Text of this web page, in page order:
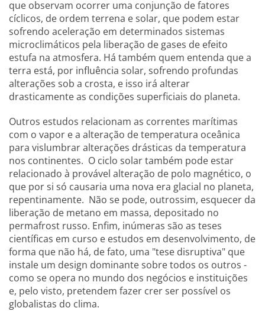
que observam ocorrer uma conjunção de fatores
cíclicos, de ordem terrena e solar, que podem estar
sofrendo aceleração em determinados sistemas
microclimáticos pela liberação de gases de efeito
estufa na atmosfera. Há também quem entenda que a
terra está, por influência solar, sofrendo profundas
alterações sob a crosta, e isso irá alterar
drasticamente as condições superficiais do planeta.
Outros estudos relacionam as correntes marítimas
com o vapor e a alteração de temperatura oceânica
para vislumbrar alterações drásticas da temperatura
nos continentes. O ciclo solar também pode estar
relacionado à provável alteração de polo magnético, o
que por si só causaria uma nova era glacial no planeta,
repentinamente. Não se pode, outrossim, esquecer da
liberação de metano em massa, depositado no
permafrost russo. Enfim, inúmeras são as teses
científicas em curso e estudos em desenvolvimento, de
forma que não há, de fato, uma "tese disruptiva" que
instale um design dominante sobre todos os outros -
como se opera no mundo dos negócios e instituições
e, pelo visto, pretendem fazer crer ser possível os
globalistas do clima.